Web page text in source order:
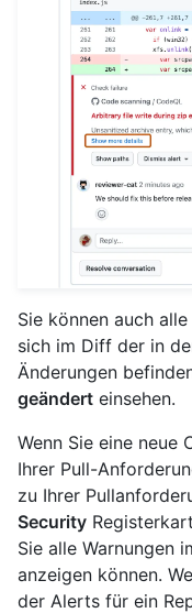
Sie können auch
sich im Diff der in
Änderungen
geändert einsehen.
Wenn Sie eine
Ihrer Pull-
zu Ihrer
Security
Sie alle Warnungen
anzeigen können.
der Alerts für ein